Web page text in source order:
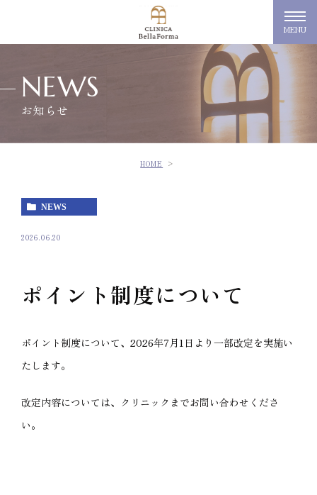
MENU
NEWS
お知らせ
HOME
NEWS
2026.06.20
ポイント制度について
ポイント制度について、2026年7月1日より一部改定を実施い
たします。
改定内容については、クリニックまでお問い合わせくださ
い。